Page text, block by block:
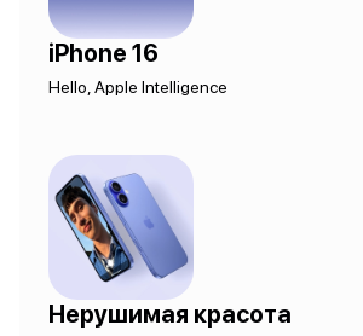
iPhone 16
Hello, Apple Intelligence
Нерушимая красота